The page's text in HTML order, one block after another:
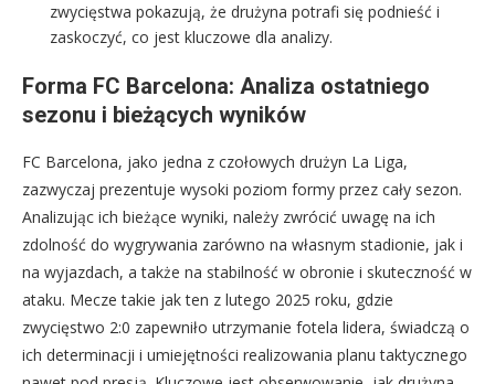
zwycięstwa pokazują, że drużyna potrafi się podnieść i
zaskoczyć, co jest kluczowe dla analizy.
Forma FC Barcelona: Analiza ostatniego
sezonu i bieżących wyników
FC Barcelona, jako jedna z czołowych drużyn La Liga,
zazwyczaj prezentuje wysoki poziom formy przez cały sezon.
Analizując ich bieżące wyniki, należy zwrócić uwagę na ich
zdolność do wygrywania zarówno na własnym stadionie, jak i
na wyjazdach, a także na stabilność w obronie i skuteczność w
ataku. Mecze takie jak ten z lutego 2025 roku, gdzie
zwycięstwo 2:0 zapewniło utrzymanie fotela lidera, świadczą o
ich determinacji i umiejętności realizowania planu taktycznego